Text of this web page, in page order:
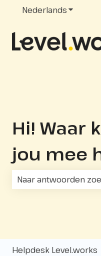
Nederlands
Hi! Waar
jou mee
Helpdesk Level.works